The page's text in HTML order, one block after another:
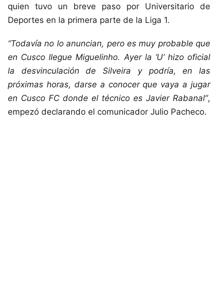
quien tuvo un breve paso por Universitario de
Deportes en la primera parte de la Liga 1.
“Todavía no lo anuncian, pero es muy probable que
en Cusco llegue Miguelinho. Ayer la ‘U’ hizo oficial
la desvinculación de Silveira y podría, en las
próximas horas, darse a conocer que vaya a jugar
en Cusco FC donde el técnico es Javier Rabanal”,
empezó declarando el comunicador Julio Pacheco.